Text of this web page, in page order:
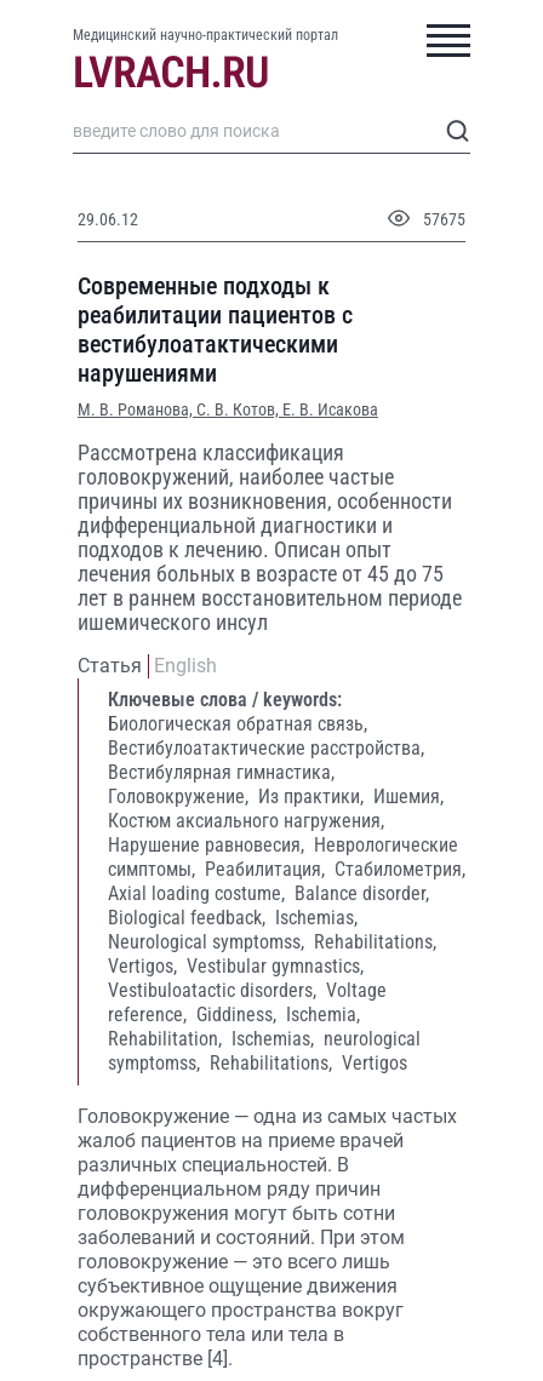
Медицинский научно-практический портал
29.06.12 57675
Современные подходы к
реабилитации пациентов с
вестибулоатактическими
нарушениями
М. В. Романова, С. В. Котов, Е. В. Исакова
Рассмотрена классификация
головокружений, наиболее частые
причины их возникновения, особенности
дифференциальной диагностики и
подходов к лечению. Описан опыт
лечения больных в возрасте от 45 до 75
лет в раннем восстановительном периоде
ишемического инсул
Статья
English
Ключевые слова / keywords:
Биологическая обратная связь,
Вестибулоатактические расстройства,
Вестибулярная гимнастика,
Головокружение, Из практики, Ишемия,
Костюм аксиального нагружения,
Нарушение равновесия, Неврологические
симптомы, Реабилитация, Стабилометрия,
Axial loading costume, Balance disorder,
Biological feedback, Ischemias,
Neurological symptomss, Rehabilitations,
Vertigos, Vestibular gymnastics,
Vestibuloatactic disorders, Voltage
reference, Giddiness, Ischemia,
Rehabilitation, Ischemias, neurological
symptomss, Rehabilitations, Vertigos
Головокружение — одна из самых частых
жалоб пациентов на приеме врачей
различных специальностей. В
дифференциальном ряду причин
головокружения могут быть сотни
заболеваний и состояний. При этом
головокружение — это всего лишь
субъективное ощущение движения
окружающего пространства вокруг
собственного тела или тела в
пространстве [4].